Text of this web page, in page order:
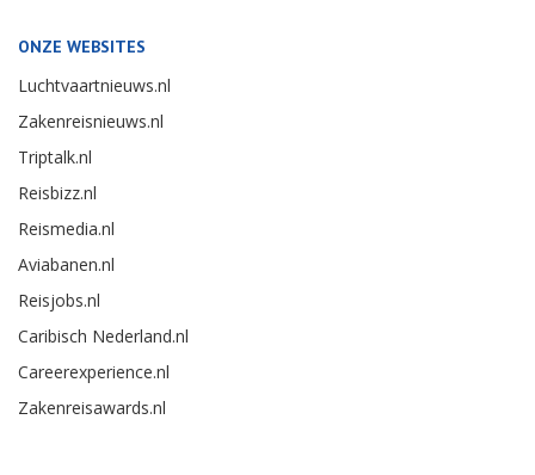
ONZE WEBSITES
Luchtvaartnieuws.nl
Zakenreisnieuws.nl
Triptalk.nl
Reisbizz.nl
Reismedia.nl
Aviabanen.nl
Reisjobs.nl
Caribisch Nederland.nl
Careerexperience.nl
Zakenreisawards.nl